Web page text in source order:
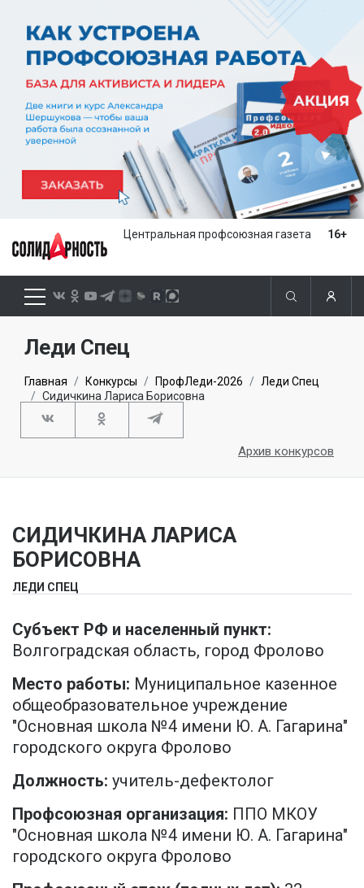
Центральная профсоюзная газета 16+
Леди Спец
Главная Конкурсы ПрофЛеди-2026
Леди Спец
Сидичкина Лариса Борисовна
Архив конкурсов
СИДИЧКИНА ЛАРИСА
БОРИСОВНА
ЛЕДИ СПЕЦ
Субъект РФ и населенный пункт:
Волгоградская область, город Фролово
Место работы: Муниципальное казенное
общеобразовательное учреждение
"Основная школа №4 имени Ю. А. Гагарина"
городского округа Фролово
Должность: учитель-дефектолог
Профсоюзная организация: ППО МКОУ
"Основная школа №4 имени Ю. А. Гагарина"
городского округа Фролово